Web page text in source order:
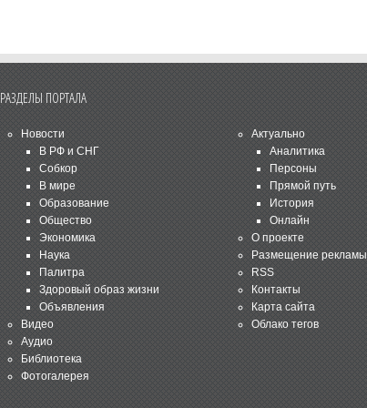
РАЗДЕЛЫ ПОРТАЛА
Новости
В РФ и СНГ
Собкор
В мире
Образование
Общество
Экономика
Наука
Палитра
Здоровый образ жизни
Объявления
Видео
Аудио
Библиотека
Фотогалерея
Актуально
Аналитика
Персоны
Прямой путь
История
Онлайн
О проекте
Размещение рекламы
RSS
Контакты
Карта сайта
Облако тегов